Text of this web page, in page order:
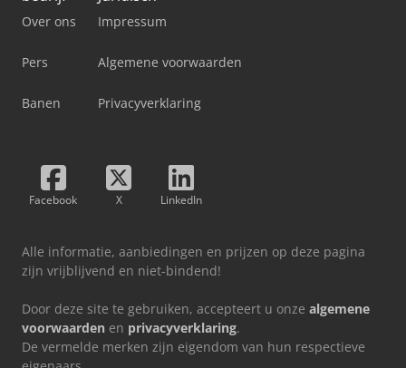
Over ons
Pers
Banen
Impressum
Algemene voorwaarden
Privacyverklaring
Facebook X LinkedIn
Alle informatie, aanbiedingen en prijzen op deze pagina
zijn vrijblijvend en niet-bindend!
Door deze site te gebruiken, accepteert u onze algemene
voorwaarden en privacyverklaring.
De vermelde merken zijn eigendom van hun respectieve